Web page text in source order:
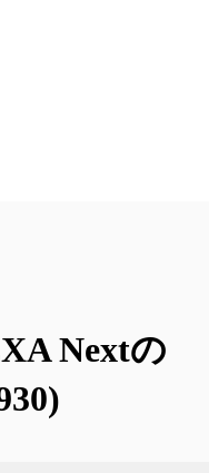
Nextの